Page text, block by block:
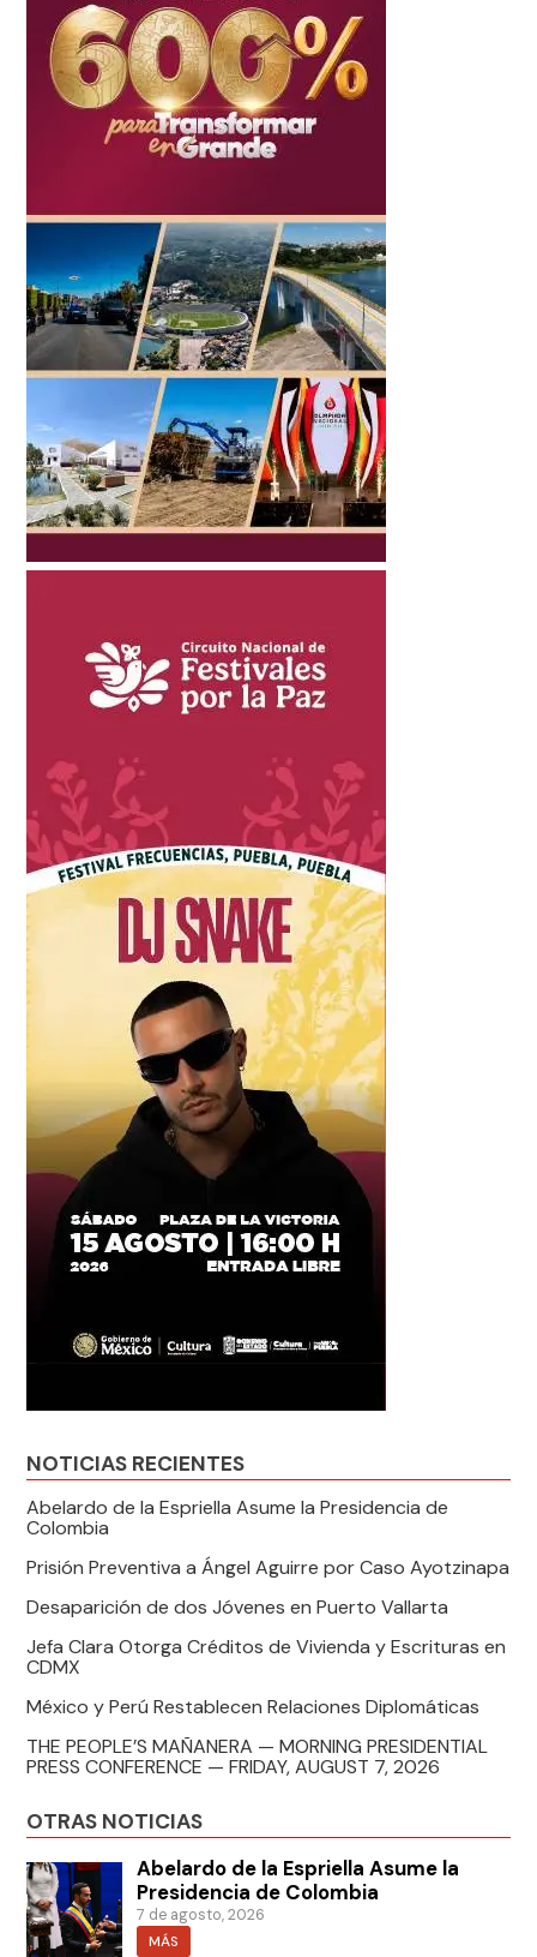
NOTICIAS RECIENTES
Abelardo de la Espriella Asume la Presidencia de
Colombia
Prisión Preventiva a Ángel Aguirre por Caso Ayotzinapa
Desaparición de dos Jóvenes en Puerto Vallarta
Jefa Clara Otorga Créditos de Vivienda y Escrituras en
CDMX
México y Perú Restablecen Relaciones Diplomáticas
THE PEOPLE’S MAÑANERA — MORNING PRESIDENTIAL
PRESS CONFERENCE — FRIDAY, AUGUST 7, 2026
OTRAS NOTICIAS
Abelardo de la Espriella Asume la
Presidencia de Colombia
7 de agosto, 2026
MÁS